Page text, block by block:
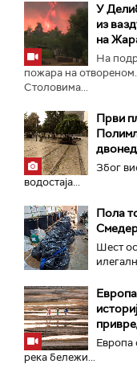
У
из
на
На
пожара на
Столовима...
Први
Због
водостаја...
Пола
Шест
Европа
река бележи...